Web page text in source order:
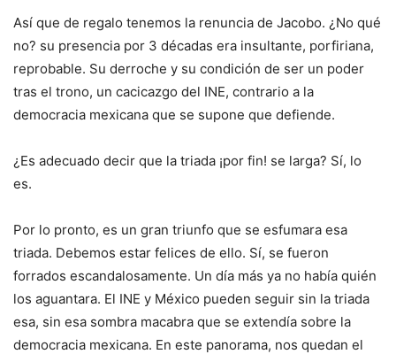
Así que de regalo tenemos la renuncia de Jacobo. ¿No qué
no? su presencia por 3 décadas era insultante, porfiriana,
reprobable. Su derroche y su condición de ser un poder
tras el trono, un cacicazgo del INE, contrario a la
democracia mexicana que se supone que defiende.
¿Es adecuado decir que la triada ¡por fin! se larga? Sí, lo
es.
Por lo pronto, es un gran triunfo que se esfumara esa
triada. Debemos estar felices de ello. Sí, se fueron
forrados escandalosamente. Un día más ya no había quién
los aguantara. El INE y México pueden seguir sin la triada
esa, sin esa sombra macabra que se extendía sobre la
democracia mexicana. En este panorama, nos quedan el